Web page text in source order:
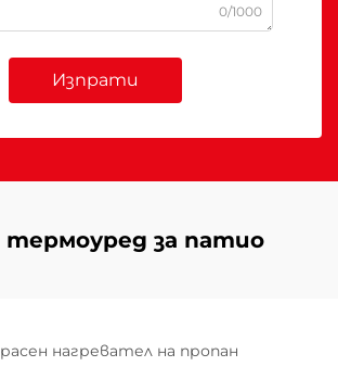
0/1000
Изпрати
термоуред за патио
нагревател на пропан